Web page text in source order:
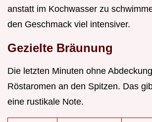
anstatt im Kochwasser zu
den Geschmack viel intensiver.
Gezielte Bräunung
Die letzten Minuten ohne
Röstaromen an den Spitzen. Das
eine rustikale Note.